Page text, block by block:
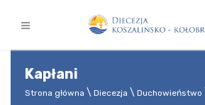
Kapłani
Strona główna Diecezja Duchowieństwo